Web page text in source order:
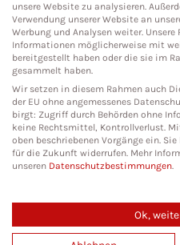
Copyright 2026. All Rights
unsere Website zu analysieren.
Verwendung unserer Website an
Werbung und Analysen weiter.
Informationen möglicherweise mit
bereitgestellt haben oder die sie im
gesammelt haben.
Wir setzen in diesem Rahmen auch
der EU ohne angemessenes
birgt: Zugriff durch Behörden ohne
keine Rechtsmittel, Kontrollverlust.
oben beschriebenen Vorgänge ein.
für die Zukunft widerrufen. Mehr
unseren Datenschutzbestimmungen.
Ok,